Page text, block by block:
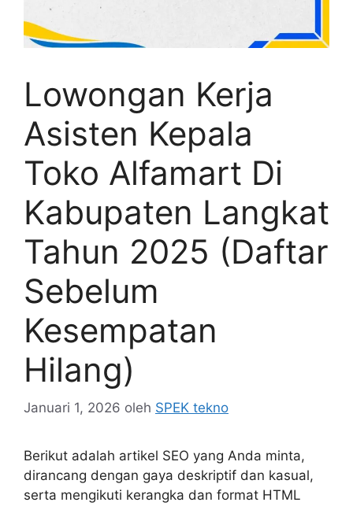
Lowongan Kerja
Asisten Kepala
Toko Alfamart Di
Kabupaten Langkat
Tahun 2025 (Daftar
Sebelum
Kesempatan
Hilang)
Januari 1, 2026 oleh SPEK tekno
Berikut adalah artikel SEO yang Anda minta,
dirancang dengan gaya deskriptif dan kasual,
serta mengikuti kerangka dan format HTML